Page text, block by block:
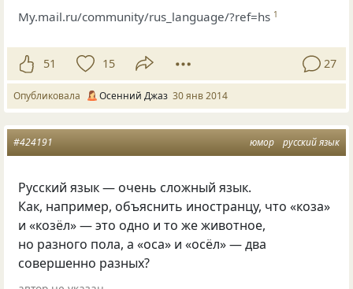
My.mail.ru/community/rus_language/?ref=hs 1
51 15 27
Опубликовала Осенний Джаз 30 янв 2014
юмор русский язык
#424191
Русский язык — очень сложный язык.
Как, например, объяснить иностранцу, что «коза»
и «козёл» — это одно и то же животное,
но разного пола, а «оса» и «осёл» — два
совершенно разных?